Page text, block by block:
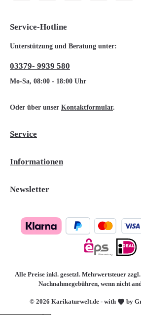
Service-Hotline
Unterstützung und Beratung unter:
03379- 9939 580
Mo-Sa, 08:00 - 18:00 Uhr
Oder über unser Kontaktformular.
Service
Informationen
Newsletter
© 2026 Karikaturwelt.de - with by
Alle Preise inkl. gesetzl. Mehrwertsteuer zzgl.
Nachnahmegebühren, wenn nicht